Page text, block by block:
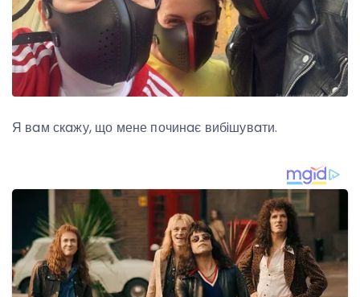
Я вaм скaжу, що мене починaє вибiшувaти.